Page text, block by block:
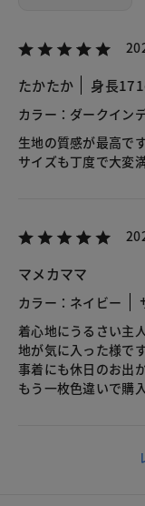
たかたか 身長
カラー：ダークイン
生地の質感が最高で
サイズも丁度で大変
マメカママ
カラー：ネイビー
着心地にうるさい主
地が気に入った様で
事着にも休日のお出
もう一枚色違いで購